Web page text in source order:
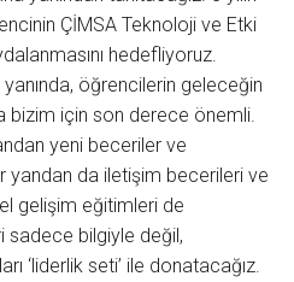
ÇİMSA Teknoloji ve Etki
hedefliyoruz.
öğrencilerin geleceğin
bizim için son derece önemli.
yeni beceriler ve
yandan da iletişim becerileri ve
gelişim eğitimleri de
sadece bilgiyle değil,
‘liderlik seti’ ile donatacağız.